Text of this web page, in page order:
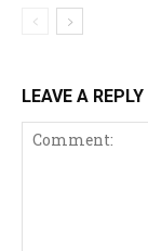
LEAVE A REPLY